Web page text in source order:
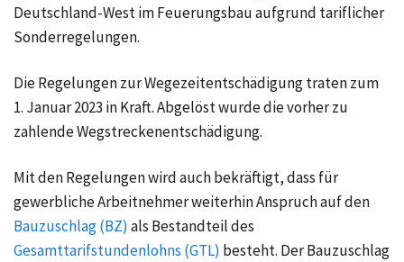
Deutschland-West im Feuerungsbau aufgrund tariflicher
Sonderregelungen.
Die Regelungen zur Wegezeitentschädigung traten zum
1. Januar 2023 in Kraft. Abgelöst wurde die vorher zu
zahlende Wegstreckenentschädigung.
Mit den Regelungen wird auch bekräftigt, dass für
gewerbliche Arbeitnehmer weiterhin Anspruch auf den
Bauzuschlag (BZ) als Bestandteil des
Gesamttarifstundenlohns (GTL) besteht. Der Bauzuschlag